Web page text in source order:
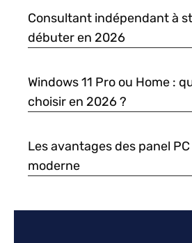
Consultant indépendant à
débuter en 2026
Windows 11 Pro ou Home :
choisir en 2026 ?
Les avantages des panel
moderne